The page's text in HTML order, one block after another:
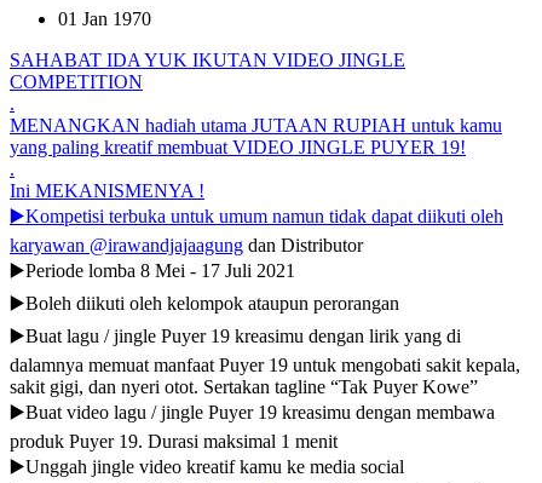
01 Jan 1970
SAHABAT IDA YUK IKUTAN VIDEO JINGLE
COMPETITION
.
MENANGKAN hadiah utama JUTAAN RUPIAH untuk kamu
yang paling kreatif membuat VIDEO JINGLE PUYER 19!
.
Ini MEKANISMENYA !
▶️Kompetisi terbuka untuk umum namun tidak dapat diikuti oleh
karyawan @irawandjajaagung dan Distributor
▶️Periode lomba 8 Mei - 17 Juli 2021
▶️Boleh diikuti oleh kelompok ataupun perorangan
▶️Buat lagu / jingle Puyer 19 kreasimu dengan lirik yang di
dalamnya memuat manfaat Puyer 19 untuk mengobati sakit kepala,
sakit gigi, dan nyeri otot. Sertakan tagline “Tak Puyer Kowe”
▶️Buat video lagu / jingle Puyer 19 kreasimu dengan membawa
produk Puyer 19. Durasi maksimal 1 menit
▶️Unggah jingle video kreatif kamu ke media social